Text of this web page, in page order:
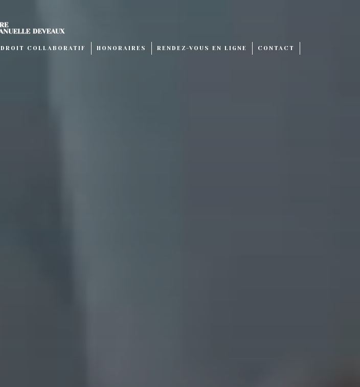
DROIT COLLABORATIF HONORAIRES RENDEZ-VOUS EN LIGNE CONTACT